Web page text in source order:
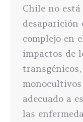
Chile no
desaparición
complejo en
impactos de
adecuado a
las